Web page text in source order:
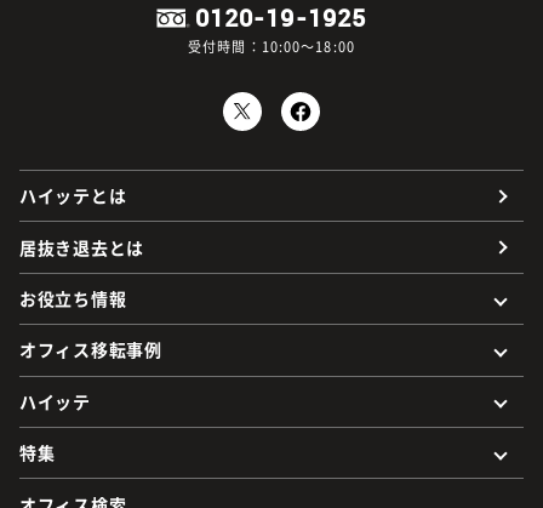
0120-19-1925
受付時間：10:00～18:00
ハイッテとは
居抜き退去とは
お役立ち情報
オフィス移転事例
ハイッテ
特集